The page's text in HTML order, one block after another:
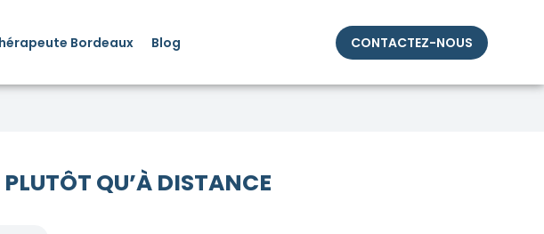
Bordeaux Blog CONTACTEZ-NOUS
QU’À DISTANCE